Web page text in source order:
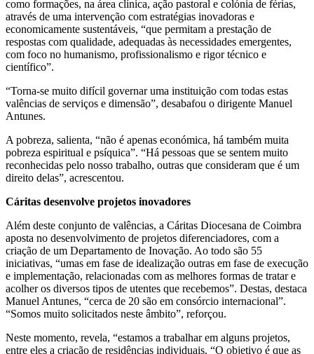
como formações, na área clínica, ação pastoral e colónia de férias,
através de uma intervenção com estratégias inovadoras e
economicamente sustentáveis, “que permitam a prestação de
respostas com qualidade, adequadas às necessidades emergentes,
com foco no humanismo, profissionalismo e rigor técnico e
científico”.
“Torna-se muito difícil governar uma instituição com todas estas
valências de serviços e dimensão”, desabafou o dirigente Manuel
Antunes.
A pobreza, salienta, “não é apenas económica, há também muita
pobreza espiritual e psíquica”. “Há pessoas que se sentem muito
reconhecidas pelo nosso trabalho, outras que consideram que é um
direito delas”, acrescentou.
Cáritas desenvolve projetos inovadores
Além deste conjunto de valências, a Cáritas Diocesana de Coimbra
aposta no desenvolvimento de projetos diferenciadores, com a
criação de um Departamento de Inovação. Ao todo são 55
iniciativas, “umas em fase de idealização outras em fase de execução
e implementação, relacionadas com as melhores formas de tratar e
acolher os diversos tipos de utentes que recebemos”. Destas, destaca
Manuel Antunes, “cerca de 20 são em consórcio internacional”.
“Somos muito solicitados neste âmbito”, reforçou.
Neste momento, revela, “estamos a trabalhar em alguns projetos,
entre eles a criação de residências individuais. “O objetivo é que as